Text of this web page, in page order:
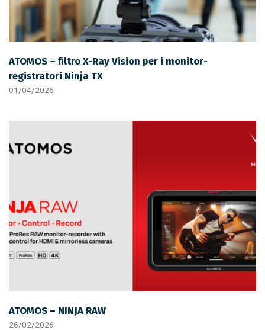
ATOMOS – filtro X-Ray Vision per i monitor-
registratori Ninja TX
01/04/2026
ATOMOS – NINJA RAW
26/02/2026